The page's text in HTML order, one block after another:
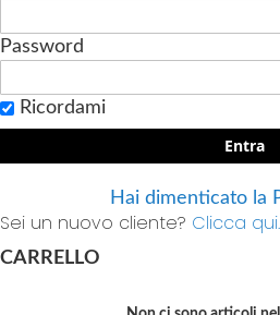
Password
Ricordami
Entra
Hai dimenticato la
Sei un nuovo cliente? Clicca qui.
CARRELLO